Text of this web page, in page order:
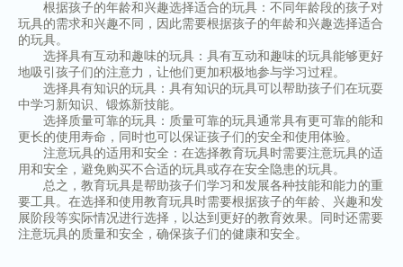
根据孩子的年龄和兴趣选择适合的玩具：不同年龄段的孩子对
玩具的需求和兴趣不同，因此需要根据孩子的年龄和兴趣选择适合
的玩具。
选择具有互动和趣味的玩具：具有互动和趣味的玩具能够更好
地吸引孩子们的注意力，让他们更加积极地参与学习过程。
选择具有知识的玩具：具有知识的玩具可以帮助孩子们在玩耍
中学习新知识、锻炼新技能。
选择质量可靠的玩具：质量可靠的玩具通常具有更可靠的能和
更长的使用寿命，同时也可以保证孩子们的安全和使用体验。
注意玩具的适用和安全：在选择教育玩具时需要注意玩具的适
用和安全，避免购买不合适的玩具或存在安全隐患的玩具。
总之，教育玩具是帮助孩子们学习和发展各种技能和能力的重
要工具。在选择和使用教育玩具时需要根据孩子的年龄、兴趣和发
展阶段等实际情况进行选择，以达到更好的教育效果。同时还需要
注意玩具的质量和安全，确保孩子们的健康和安全。